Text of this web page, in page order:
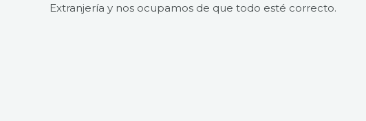
Extranjería y nos ocupamos de que todo esté correcto.